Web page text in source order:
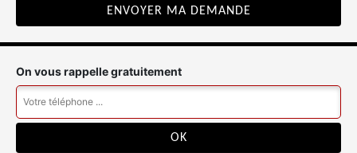
On vous rappelle gratuitement